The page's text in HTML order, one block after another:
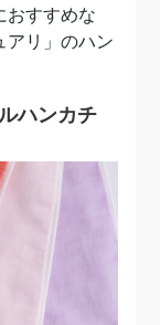
おすすめな
アリ」のハン
ハンカチ